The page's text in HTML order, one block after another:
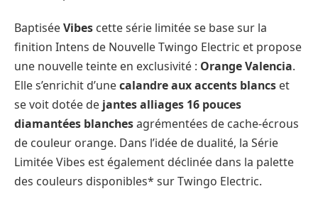
BaptiséeVibes cette série limitée se base sur la
finition Intens de Nouvelle Twingo Electric et propose
une nouvelle teinte en exclusivité : Orange Valencia.
Elle s’enrichit d’unecalandre aux accents blancs et
se voit dotée de jantes alliages 16 pouces
diamantées blanchesagrémentées de cache-écrous
de couleur orange. Dans l’idée de dualité, la Série
Limitée Vibes est également déclinée dans la palette
des couleurs disponibles* sur Twingo Electric.